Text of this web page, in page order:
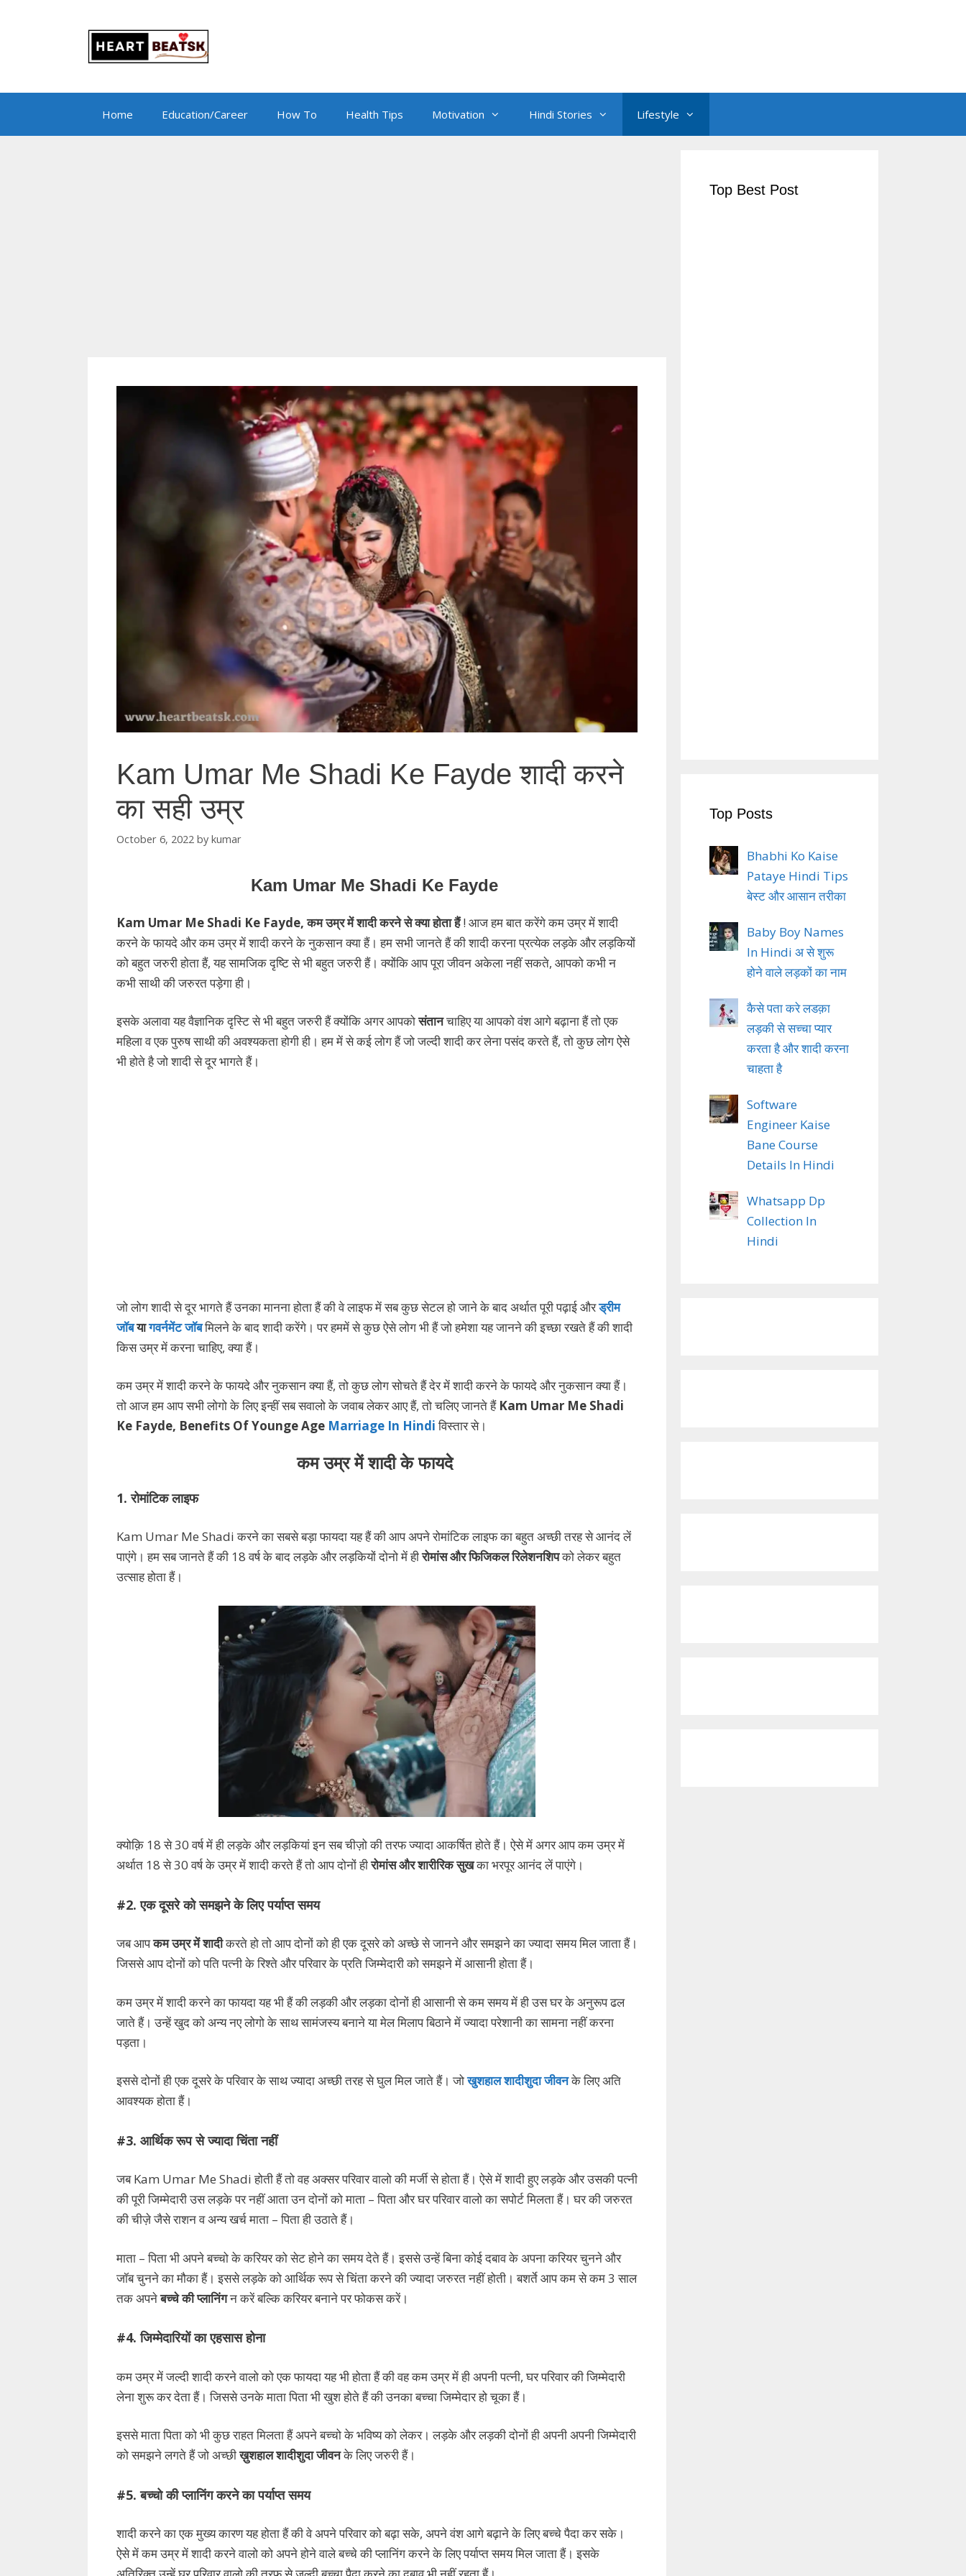
Home Education/Career How To Health Tips Motivation Hindi Stories Lifestyle
Kam Umar Me Shadi Ke Fayde शादी करने
का सही उम्र
October 6, 2022 by kumar
Kam Umar Me Shadi Ke Fayde
Kam Umar Me Shadi Ke Fayde, कम उम्र में शादी करने से क्या होता हैं! आज हम बात करेंगे कम उम्र में शादी
करने के फायदे और कम उम्र में शादी करने के नुकसान क्या हैं। हम सभी जानते हैं की शादी करना प्रत्येक लड़के और लड़कियों
को बहुत जरुरी होता हैं, यह सामजिक दृष्टि से भी बहुत जरुरी हैं। क्योंकि आप पूरा जीवन अकेला नहीं सकते, आपको कभी न
कभी साथी की जरुरत पड़ेगा ही।
इसके अलावा यह वैज्ञानिक दृस्टि से भी बहुत जरुरी हैं क्योंकि अगर आपकोसंतानचाहिए या आपको वंश आगे बढ़ाना हैं तो एक
महिला व एक पुरुष साथी की अवश्यकता होगी ही। हम में से कई लोग हैं जो जल्दी शादी कर लेना पसंद करते हैं, तो कुछ लोग ऐसे
भी होते है जो शादी से दूर भागते हैं।
जो लोग शादी से दूर भागते हैं उनका मानना होता हैं की वे लाइफ में सब कुछ सेटल हो जाने के बाद अर्थात पूरी पढ़ाई औरड्रीम
जॉबयागवर्नमेंट जॉबमिलने के बाद शादी करेंगे। पर हममें से कुछ ऐसे लोग भी हैं जो हमेशा यह जानने की इच्छा रखते हैं की शादी
किस उम्र में करना चाहिए, क्या हैं।
कम उम्र में शादी करने के फायदे और नुकसान क्या हैं, तो कुछ लोग सोचते हैं देर में शादी करने के फायदे और नुकसान क्या हैं।
तो आज हम आप सभी लोगो के लिए इन्हीं सब सवालो के जवाब लेकर आए हैं, तो चलिए जानते हैं Kam Umar Me Shadi
Ke Fayde, Benefits Of Younge Age Marriage In Hindi विस्तार से।
कम उम्र में शादी के फायदे
1. रोमांटिक लाइफ
Kam Umar Me Shadi करने का सबसे बड़ा फायदा यह हैं की आप अपने रोमांटिक लाइफ का बहुत अच्छी तरह से आनंद लें
पाएंगे। हम सब जानते हैं की 18 वर्ष के बाद लड़के और लड़कियों दोनो में हीरोमांस और फिजिकल रिलेशनशिपको लेकर बहुत
उत्साह होता हैं।
क्योक़ि 18 से 30 वर्ष में ही लड़के और लड़कियां इन सब चीज़ो की तरफ ज्यादा आकर्षित होते हैं। ऐसे में अगर आप कम उम्र में
अर्थात 18 से 30 वर्ष के उम्र में शादी करते हैं तो आप दोनों हीरोमांस और शारीरिक सुखका भरपूर आनंद लें पाएंगे।
#2. एक दूसरे को समझने के लिए पर्याप्त समय
जब आपकम उम्र में शादीकरते हो तो आप दोनों को ही एक दूसरे को अच्छे से जानने और समझने का ज्यादा समय मिल जाता हैं।
जिससे आप दोनों को पति पत्नी के रिश्ते और परिवार के प्रति जिम्मेदारी को समझने में आसानी होता हैं।
कम उम्र में शादी करने का फायदा यह भी हैं की लड़की और लड़का दोनों ही आसानी से कम समय में ही उस घर के अनुरूप ढल
जाते हैं। उन्हें खुद को अन्य नए लोगो के साथ सामंजस्य बनाने या मेल मिलाप बिठाने में ज्यादा परेशानी का सामना नहीं करना
पड़ता।
इससे दोनों ही एक दूसरे के परिवार के साथ ज्यादा अच्छी तरह से घुल मिल जाते हैं। जोखुशहाल शादीशुदा जीवनके लिए अति
आवश्यक होता हैं।
#3. आर्थिक रूप से ज्यादा चिंता नहीं
जब Kam Umar Me Shadi होती हैं तो वह अक्सर परिवार वालो की मर्जी से होता हैं। ऐसे में शादी हुए लड़के और उसकी पत्नी
की पूरी जिम्मेदारी उस लड़के पर नहीं आता उन दोनों को माता – पिता और घर परिवार वालो का सपोर्ट मिलता हैं। घर की जरुरत
की चीज़े जैसे राशन व अन्य खर्च माता – पिता ही उठाते हैं।
माता – पिता भी अपने बच्चो के करियर को सेट होने का समय देते हैं। इससे उन्हें बिना कोई दबाव के अपना करियर चुनने और
जॉब चुनने का मौका हैं। इससे लड़के को आर्थिक रूप से चिंता करने की ज्यादा जरुरत नहीं होती। बशर्ते आप कम से कम 3 साल
तक अपनेबच्चे की प्लानिंगन करें बल्कि करियर बनाने पर फोकस करें।
#4. जिम्मेदारियों का एहसास होना
कम उम्र में जल्दी शादी करने वालो को एक फायदा यह भी होता हैं की वह कम उम्र में ही अपनी पत्नी, घर परिवार की जिम्मेदारी
लेना शुरू कर देता हैं। जिससे उनके माता पिता भी खुश होते हैं की उनका बच्चा जिम्मेदार हो चूका हैं।
इससे माता पिता को भी कुछ राहत मिलता हैं अपने बच्चो के भविष्य को लेकर। लड़के और लड़की दोनों ही अपनी अपनी जिम्मेदारी
को समझने लगते हैं जो अच्छीख़ुशहाल शादीशुदा जीवनके लिए जरुरी हैं।
#5. बच्चो की प्लानिंग करने का पर्याप्त समय
शादी करने का एक मुख्य कारण यह होता हैं की वे अपने परिवार को बढ़ा सके, अपने वंश आगे बढ़ाने के लिए बच्चे पैदा कर सके।
ऐसे में कम उम्र में शादी करने वालो को अपने होने वाले बच्चे की प्लानिंग करने के लिए पर्याप्त समय मिल जाता हैं। इसके
Top Best Post
Top Posts
Bhabhi Ko Kaise
Pataye Hindi Tips
बेस्ट और आसान तरीका
Baby Boy Names
In Hindi अ से शुरू
होने वाले लड़कों का नाम
कैसे पता करे लडक़ा
लड़की से सच्चा प्यार
करता है और शादी करना
चाहता है
Software
Engineer Kaise
Bane Course
Details In Hindi
Whatsapp Dp
Collection In
Hindi